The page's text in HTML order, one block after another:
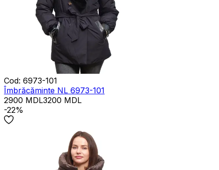
Cod: 6973-101
Îmbrăcăminte NL 6973-101
2900 MDL3200 MDL
-22%